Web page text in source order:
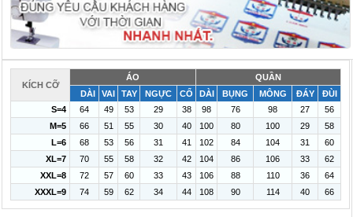
KÍCH CỠ
ÁO
QUẦN
DÀI
VAI TAY NGỰC CỔ DÀI BỤNG MÔNG ĐÁY
ĐÙI
S=4
64 49 53 29 38 98 76 98 27
56
M=5
66 51 55 30 40 100 80 100 29
58
L=6
68 53 56 31 41 102 84 104 31
60
XL=7
70 55 58 32 42 104 86 106 33
62
XXL=8
72 57 60 33 43 106 88 110 36
64
XXXL=9
74 59 62 34 44 108 90 114 40 66